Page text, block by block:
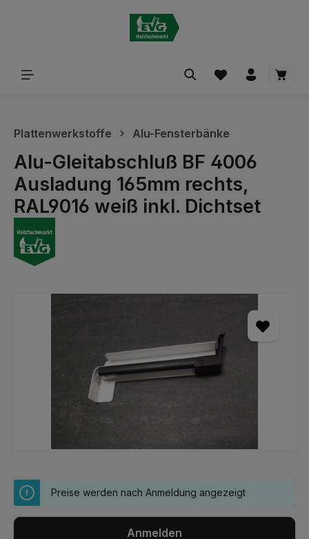
Plattenwerkstoffe Alu-Fensterbänke
Alu-Gleitabschluß BF 4006
Ausladung 165mm rechts,
RAL9016 weiß inkl. Dichtset
Preise werden nach Anmeldung angezeigt
Anmelden